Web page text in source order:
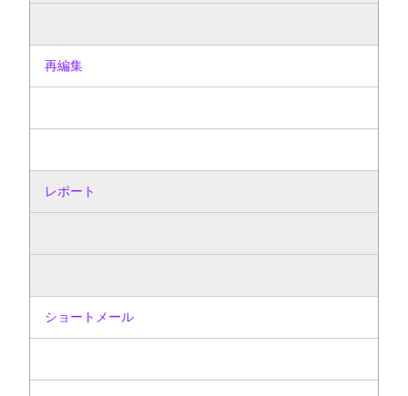
再編集
レポート
ショートメール